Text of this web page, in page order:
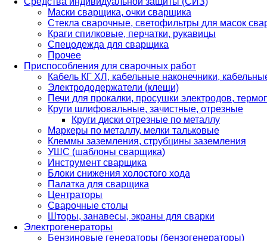
Маски сварщика, очки сварщика
Стекла сварочные, светофильтры для масок
Краги спилковые, перчатки, рукавицы
Спецодежда для сварщика
Прочее
Приспособления для сварочных работ
Кабель КГ ХЛ, кабельные наконечники,
Электрододержатели (клещи)
Печи для прокалки, просушки электродов,
Круги шлифовальные, зачистные, отрезные
Круги диски отрезные по металлу
Маркеры по металлу, мелки тальковые
Клеммы заземления, струбцины заземления
УШС (шаблоны сварщика)
Инструмент сварщика
Блоки снижения холостого хода
Палатка для сварщика
Центраторы
Сварочные столы
Шторы, занавесы, экраны для сварки
Электрогенераторы
Бензиновые генераторы (бензогенераторы)